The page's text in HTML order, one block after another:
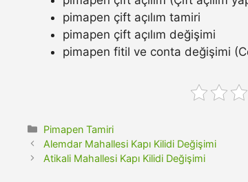
pimapen çift açılım tamiri
pimapen çift açılım değişimi
pimapen fitil ve conta değişimi
Kategoriler
Pimapen Tamiri
Alemdar Mahallesi Kapı Kilidi Değişimi
Atikali Mahallesi Kapı Kilidi Değişimi